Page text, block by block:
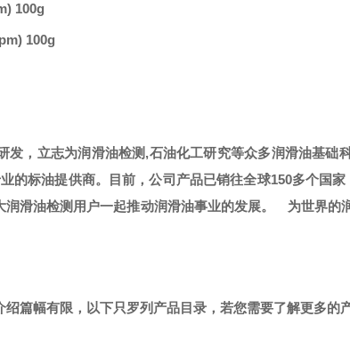
100g
100g
，立志为润滑油检测,石油化工研究等众多润滑油基础
的标油提供商。
目前，公司产品已销往全球150多个国家
滑油检测用户一起推动润滑油事业的发展。
为世界的
篇幅有限，以下只罗列产品目录，若您需要了解更多的